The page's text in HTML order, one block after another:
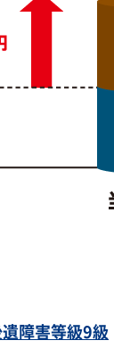
障害等級9級